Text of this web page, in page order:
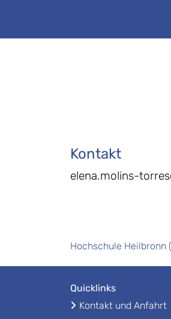
Kontakt
elena.molins-
Hochschule Heilbronn
Quicklinks
Kontakt und Anfahrt